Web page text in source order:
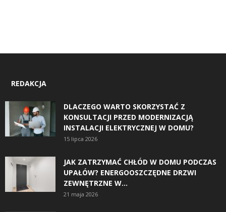
REDAKCJA
DLACZEGO WARTO SKORZYSTAĆ Z
KONSULTACJI PRZED MODERNIZACJĄ
INSTALACJI ELEKTRYCZNEJ W DOMU?
15 lipca 2026
JAK ZATRZYMAĆ CHŁÓD W DOMU PODCZAS
UPAŁÓW? ENERGOOSZCZĘDNE DRZWI
ZEWNĘTRZNE W...
21 maja 2026